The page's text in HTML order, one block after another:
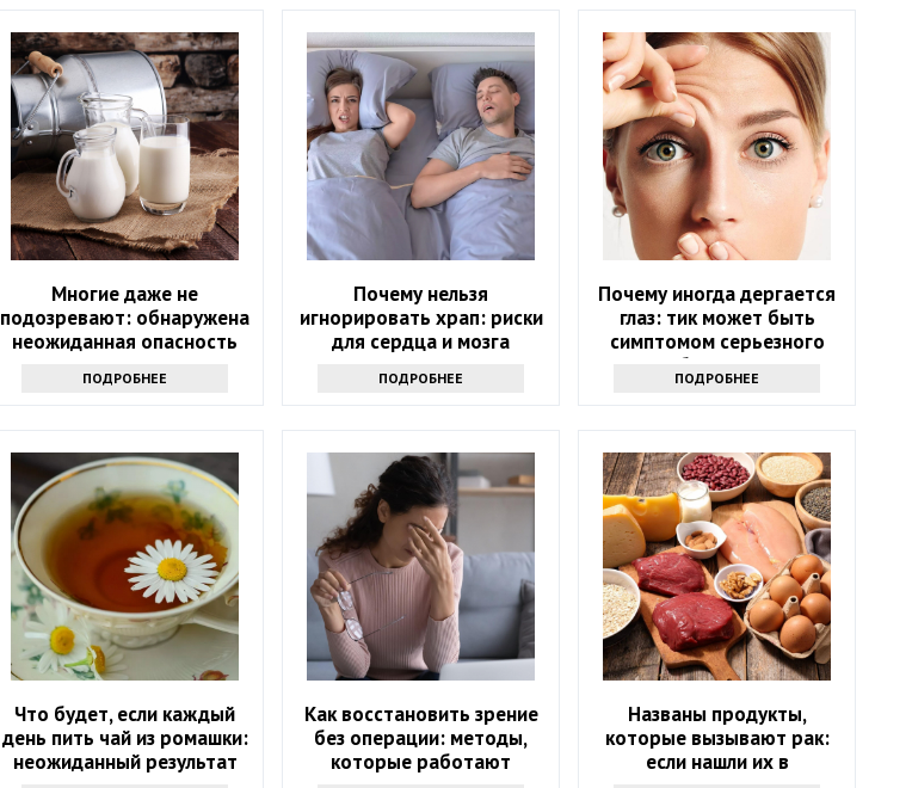
Многие даже не
подозревают: обнаружена
неожиданная опасность
ПОДРОБНЕЕ
Почему нельзя
игнорировать храп: риски
для сердца и мозга
ПОДРОБНЕЕ
Почему иногда дергается
глаз: тик может быть
симптомом серьезного
заболевания
ПОДРОБНЕЕ
Что будет, если каждый
день пить чай из ромашки:
неожиданный результат
Как восстановить зрение
без операции: методы,
которые работают
Названы продукты,
которые вызывают рак:
если нашли их в